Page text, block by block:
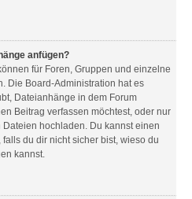
anfügen?
für Foren, Gruppen und einzelne
Die Board-Administration hat es
Dateianhänge in dem Forum
Beitrag verfassen möchtest, oder nur
hochladen. Du kannst einen
du dir nicht sicher bist, wieso du
kannst.